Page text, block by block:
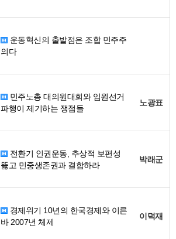
운동혁신의 출발점은 조합 민주주
의다
민주노총 대의원대회와 임원선거
파행이 제기하는 쟁점들
노광표
전환기 인권운동, 추상적 보편성
뚫고 민중생존권과 결합하라
박래군
경제위기 10년의 한국경제와 이른
바 2007년 체제
이덕재